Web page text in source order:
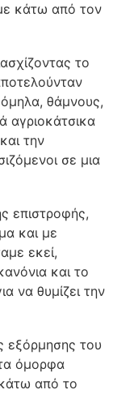
κάτω από τον
το
θάμνους,
αγριοκάτσικα
την
σε μια
επιστροφής,
και με
εκεί,
και το
να θυμίζει την
εξόρμησης του
όμορφα
από το